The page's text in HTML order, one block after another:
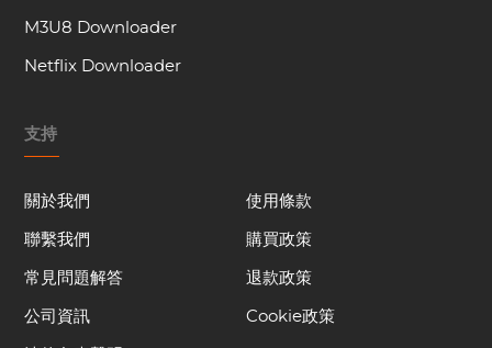
M3U8 Downloader
Netflix Downloader
支持
關於我們
聯繫我們
常見問題解答
公司資訊
使用條款
購買政策
退款政策
Cookie政策